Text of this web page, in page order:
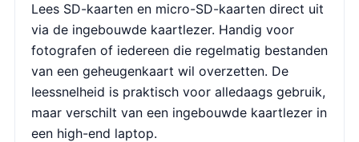
Lees SD-kaarten en micro-SD-kaarten direct uit
via de ingebouwde kaartlezer. Handig voor
fotografen of iedereen die regelmatig bestanden
van een geheugenkaart wil overzetten. De
leessnelheid is praktisch voor alledaags gebruik,
maar verschilt van een ingebouwde kaartlezer in
een high-end laptop.